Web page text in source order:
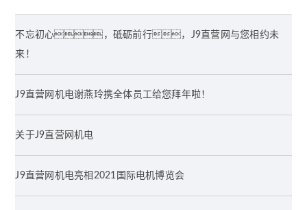
不忘初心，砥砺前行，J9直营网与您相约未
来！
J9直营网机电谢燕玲携全体员工给您拜年啦！
关于J9直营网机电
J9直营网机电亮相2021国际电机博览会